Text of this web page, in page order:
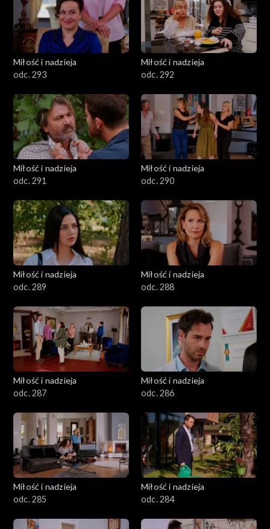
Miłość i nadzieja
odc. 293
Miłość i nadzieja
odc. 292
Miłość i nadzieja
odc. 291
Miłość i nadzieja
odc. 290
Miłość i nadzieja
odc. 289
Miłość i nadzieja
odc. 288
Miłość i nadzieja
odc. 287
Miłość i nadzieja
odc. 286
Miłość i nadzieja
odc. 285
Miłość i nadzieja
odc. 284